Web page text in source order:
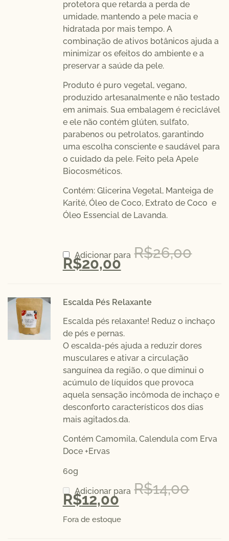
protetora que retarda a perda de
umidade, mantendo a pele macia e
hidratada por mais tempo. A
combinação de ativos botânicos ajuda a
minimizar os efeitos do ambiente e a
preservar a saúde da pele.
Produto é puro vegetal, vegano,
produzido artesanalmente e não testado
em animais. Sua embalagem é reciclável
e ele não contém glúten, sulfato,
parabenos ou petrolatos, garantindo
uma escolha consciente e saudável para
o cuidado da pele. Feito pela Apele
Biocosméticos.
Contém: Glicerina Vegetal, Manteiga de
Karité, Óleo de Coco, Extrato de Coco e
Óleo Essencial de Lavanda.
Adicionar para R$26,00
R$20,00
Escalda Pés Relaxante
Escalda pés relaxante! Reduz o inchaço
de pés e pernas.
O escalda-pés ajuda a reduzir dores
musculares e ativar a circulação
sanguínea da região, o que diminui o
acúmulo de líquidos que provoca
aquela sensação incômoda de inchaço e
desconforto característicos dos dias
mais agitados.da.
Contém Camomila, Calendula com Erva
Doce +Ervas
60g
Adicionar para R$14,00
R$12,00
Fora de estoque